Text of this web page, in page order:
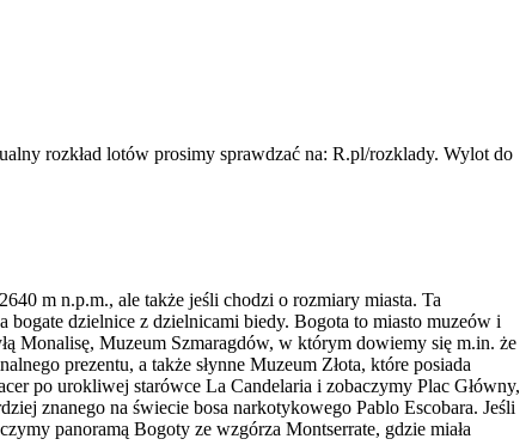
rozkład lotów prosimy sprawdzać na: R.pl/rozklady. Wylot do
m n.p.m., ale także jeśli chodzi o rozmiary miasta. Ta
dzielnice z dzielnicami biedy. Bogota to miasto muzeów i
Monalisę, Muzeum Szmaragdów, w którym dowiemy się m.in. że
prezentu, a także słynne Muzeum Złota, które posiada
po urokliwej starówce La Candelaria i zobaczymy Plac Główny,
znanego na świecie bosa narkotykowego Pablo Escobara. Jeśli
panoramą Bogoty ze wzgórza Montserrate, gdzie miała